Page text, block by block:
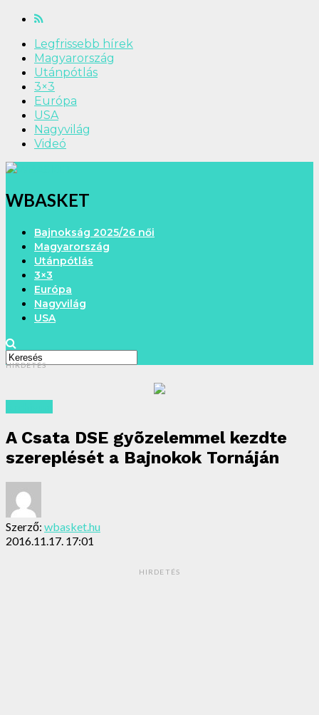
Legfrissebb hírek
Magyarország
Utánpótlás
3×3
Európa
USA
Nagyvilág
Videó
WBASKET
Bajnokság 2025/26 női
Magyarország
Utánpótlás
3×3
Európa
Nagyvilág
USA
HIRDETÉS
A Csata DSE gyõzelemmel kezdte
szereplését a Bajnokok Tornáján
Szerző: wbasket.hu
2016.11.17. 17:01
HIRDETÉS